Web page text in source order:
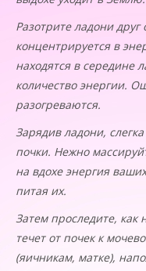
Разотрите ладони
концентрируется в
находятся в середине
количество энергии.
разогреваются.
Зарядив ладони,
почки. Нежно
на вдохе энергия
питая их.
Затем проследите, как
течет от почек к
(яичникам, матке),